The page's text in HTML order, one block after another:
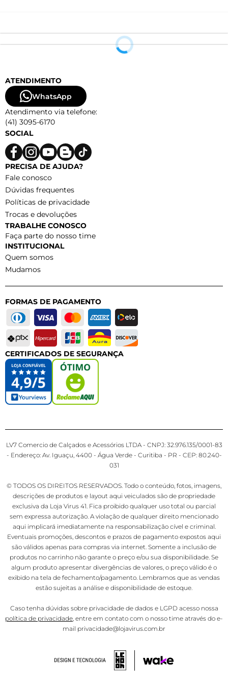
ATENDIMENTO
WhatsApp
Atendimento via telefone:
(41) 3095-6170
SOCIAL
PRECISA DE AJUDA?
Fale conosco
Dúvidas frequentes
Políticas de privacidade
Trocas e devoluções
TRABALHE CONOSCO
Faça parte do nosso time
INSTITUCIONAL
Quem somos
Mudamos
FORMAS DE PAGAMENTO
CERTIFICADOS DE SEGURANÇA
LV7 Comercio de Calçados e Acessórios LTDA - CNPJ: 32.976.135/0001-83
- Endereço: Av. Iguaçu, 4400 - Água Verde - Curitiba - PR - CEP: 80.240-
031
© TODOS OS DIREITOS RESERVADOS. Todo o conteúdo, fotos, imagens,
descrições de produtos e layout aqui veiculados são de propriedade
exclusiva da Loja Virus 41. Fica proibido qualquer uso total ou parcial
sem expressa autorização. A violação de qualquer direito mencionado
aqui implicará imediatamente na responsabilização cível e criminal.
Eventuais promoções, descontos e prazos de pagamento expostos aqui
são válidos apenas para compras via internet. Somente a inclusão de
produtos no carrinho não garante o preço e/ou sua disponibilidade. Se
algum produto apresentar divergências de valores, o preço válido é o
exibido na tela de fechamento/pagamento. Lembramos que as vendas
estão sujeitas a análise e disponibilidade de estoque.
Caso tenha dúvidas sobre privacidade de dados e LGPD acesso nossa
política de privacidade, entre em contato com o nosso time através do e-
mail privacidade@lojavirus.com.br